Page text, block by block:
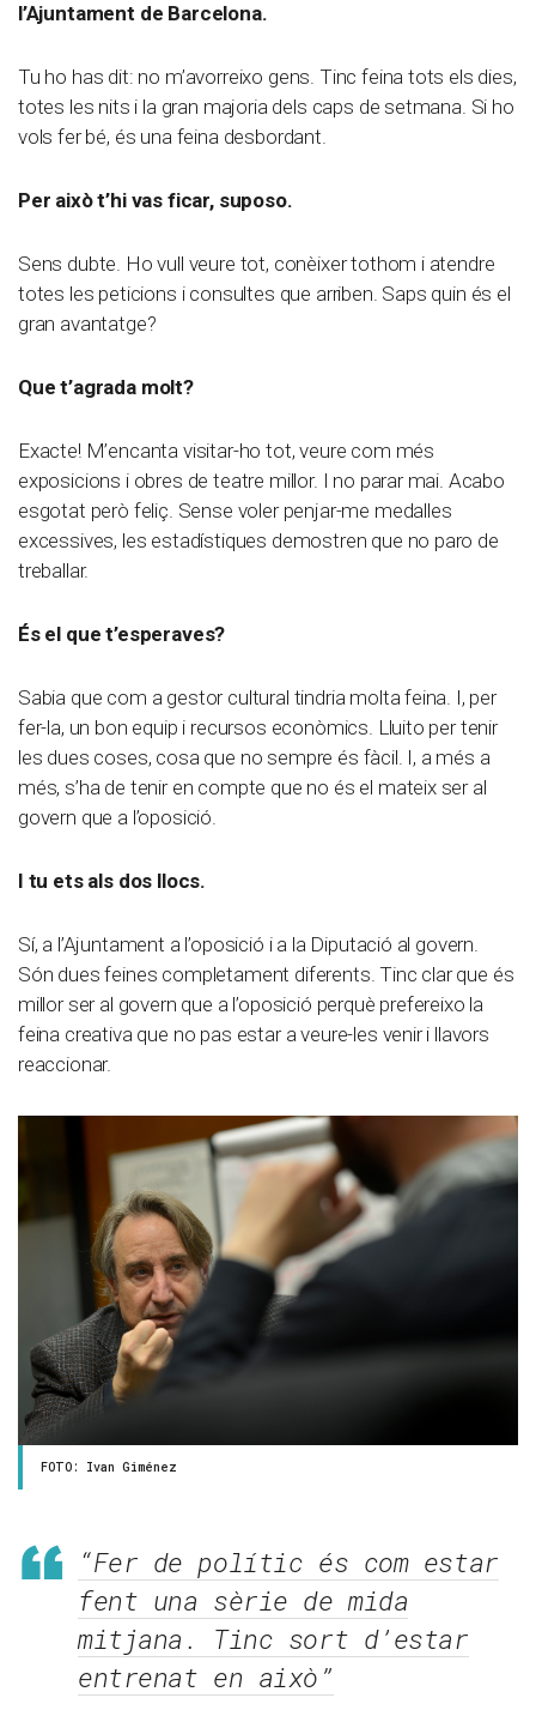
l’Ajuntament de Barcelona.
Tu ho has dit: no m’avorreixo gens. Tinc feina tots els dies,
totes les nits i la gran majoria dels caps de setmana. Si ho
vols fer bé, és una feina desbordant.
Per això t’hi vas ficar, suposo.
Sens dubte. Ho vull veure tot, conèixer tothom i atendre
totes les peticions i consultes que arriben. Saps quin és el
gran avantatge?
Que t’agrada molt?
Exacte! M’encanta visitar-ho tot, veure com més
exposicions i obres de teatre millor. I no parar mai. Acabo
esgotat però feliç. Sense voler penjar-me medalles
excessives, les estadístiques demostren que no paro de
treballar.
És el que t’esperaves?
Sabia que com a gestor cultural tindria molta feina. I, per
fer-la, un bon equip i recursos econòmics. Lluito per tenir
les dues coses, cosa que no sempre és fàcil. I, a més a
més, s’ha de tenir en compte que no és el mateix ser al
govern que a l’oposició.
I tu ets als dos llocs.
Sí, a l’Ajuntament a l’oposició i a la Diputació al govern.
Són dues feines completament diferents. Tinc clar que és
millor ser al govern que a l’oposició perquè prefereixo la
feina creativa que no pas estar a veure-les venir i llavors
reaccionar.
FOTO: Ivan Giménez
“Fer de polític és com estar
fent una sèrie de mida
mitjana. Tinc sort d’estar
entrenat en això”